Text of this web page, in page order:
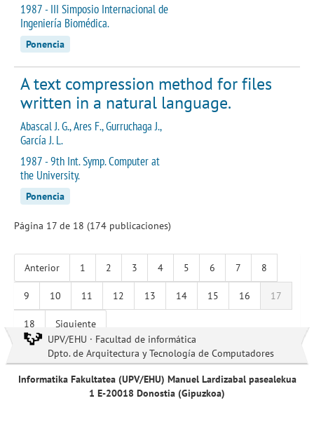
1987 - III Simposio Internacional de
Ingeniería Biomédica.
Ponencia
A text compression method for files
written in a natural language.
Abascal J. G., Ares F., Gurruchaga J.,
García J. L.
1987 - 9th Int. Symp. Computer at
the University.
Ponencia
Página 17 de 18 (174 publicaciones)
Anterior 1 2 3 4 5 6 7 8
9 10 11 12 13 14 15 16 17
18
Siguiente
UPV/EHU · Facultad de informática
Dpto. de Arquitectura y Tecnología de Computadores
Informatika Fakultatea (UPV/EHU) Manuel Lardizabal pasealekua
1 E-20018 Donostia (Gipuzkoa)